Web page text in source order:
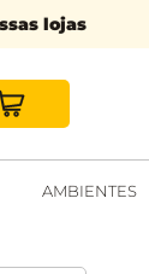
lojas
AMBIENTES